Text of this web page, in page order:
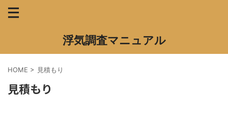
浮気調査マニュアル
HOME > 見積もり
見積もり